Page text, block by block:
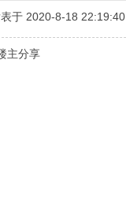
于 2020-8-18 22:19:40
主分享